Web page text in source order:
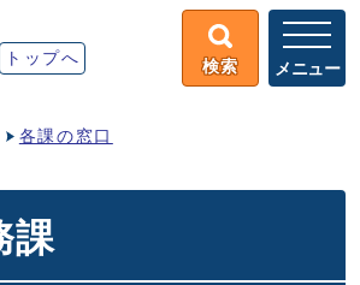
トップへ 検索 メニュー
各課の窓口
課